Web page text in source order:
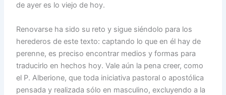
de ayer es lo viejo de hoy.
Renovarse ha sido su reto y sigue siéndolo para los
herederos de este texto: captando lo que en él hay de
perenne, es preciso encontrar medios y formas para
traducirlo en hechos hoy. Vale aún la pena creer, como
el P. Alberione, que toda iniciativa pastoral o apostólica
pensada y realizada sólo en masculino, excluyendo a la